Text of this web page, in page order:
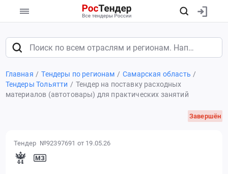
Главная Тендеры по регионам
Самарская область
Тендеры Тольятти
Тендер на поставку расходных
материалов (автотовары) для практических занятий
Завершён
Тендер №92397691 от 19.05.26